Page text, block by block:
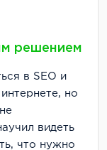
решением
в SEO и
но
видеть
что нужно